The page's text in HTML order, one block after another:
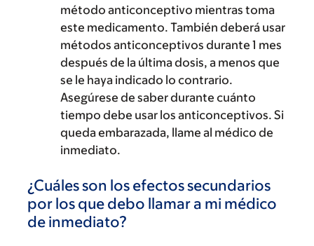
método anticonceptivo mientras toma
este medicamento. También deberá usar
métodos anticonceptivos durante 1 mes
después de la última dosis, a menos que
se le haya indicado lo contrario.
Asegúrese de saber durante cuánto
tiempo debe usar los anticonceptivos. Si
queda embarazada, llame al médico de
inmediato.
¿Cuáles son los efectos secundarios
por los que debo llamar a mi médico
de inmediato?